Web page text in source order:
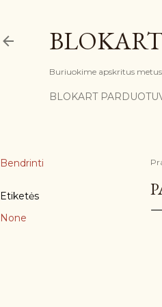
Buriuokime apskritus
BLOKART
Bendrinti
Etiketės
None